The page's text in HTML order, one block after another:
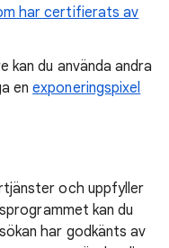
har certifierats av
kan du använda andra
enexponeringspixel
och uppfyller
kan du
har godkänts av